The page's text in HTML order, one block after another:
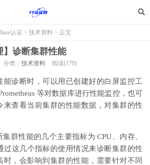
认证 > 技术资料 > 正文
】诊断集群性能
分类： 技术资料 阅读(170)
能诊断时，可以用已创建好的白屏监控工
等对数据库进行性能监控，也可
来查看当前集群的性能数据，对集群的性
群性能的几个主要指标为 CPU、内存、
过这几个指标的使用情况来诊断集群的性
时，会影响到集群的性能，需要针对不同